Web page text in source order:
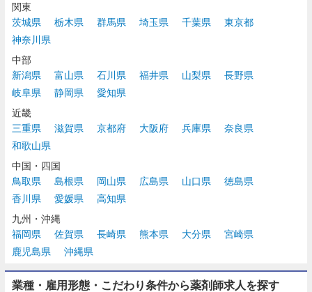
関東
茨城県
栃木県 群馬県 埼玉県 千葉県
東京都
神奈川県
中部
新潟県
富山県 石川県 福井県 山梨県
長野県
岐阜県
静岡県
愛知県
近畿
三重県
滋賀県 京都府 大阪府 兵庫県
奈良県
和歌山県
中国・四国
鳥取県
島根県 岡山県 広島県 山口県
徳島県
香川県
愛媛県
高知県
九州・沖縄
福岡県
佐賀県 長崎県 熊本県 大分県
宮崎県
鹿児島県
沖縄県
業種・雇用形態・こだわり条件から薬剤師求人を探す